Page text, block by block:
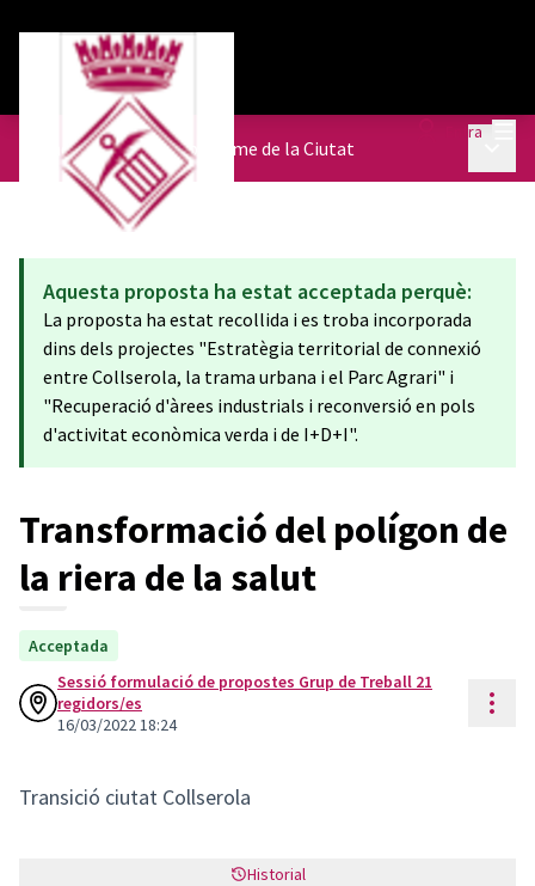
Entra
Agenda Urbana/ L'urbanisme de la Ciutat
Aquesta proposta ha estat acceptada perquè:
La proposta ha estat recollida i es troba incorporada
dins dels projectes "Estratègia territorial de connexió
entre Collserola, la trama urbana i el Parc Agrari" i
"Recuperació d'àrees industrials i reconversió en pols
d'activitat econòmica verda i de I+D+I".
Transformació del polígon de
la riera de la salut
Acceptada
Sessió formulació de propostes Grup de Treball 21
regidors/es
16/03/2022 18:24
Transició ciutat Collserola
Historial